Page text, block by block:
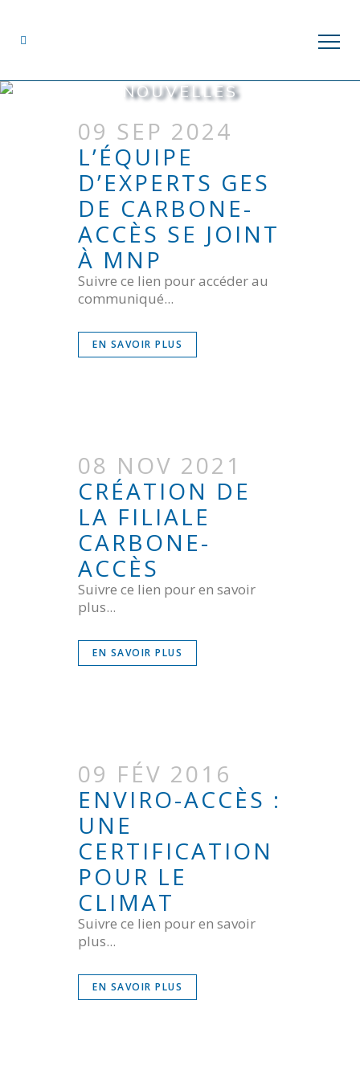
NOUVELLES
09 SEP 2024
L’ÉQUIPE
D’EXPERTS GES
DE CARBONE-
ACCÈS SE JOINT
À MNP
Suivre ce lien pour accéder au
communiqué...
EN SAVOIR PLUS
08 NOV 2021
CRÉATION DE
LA FILIALE
CARBONE-
ACCÈS
Suivre ce lien pour en savoir
plus...
EN SAVOIR PLUS
09 FÉV 2016
ENVIRO-ACCÈS :
UNE
CERTIFICATION
POUR LE
CLIMAT
Suivre ce lien pour en savoir
plus...
EN SAVOIR PLUS